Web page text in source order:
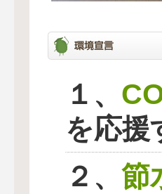
１、
を応援
２、 節